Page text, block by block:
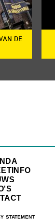
DE
STATEMENT